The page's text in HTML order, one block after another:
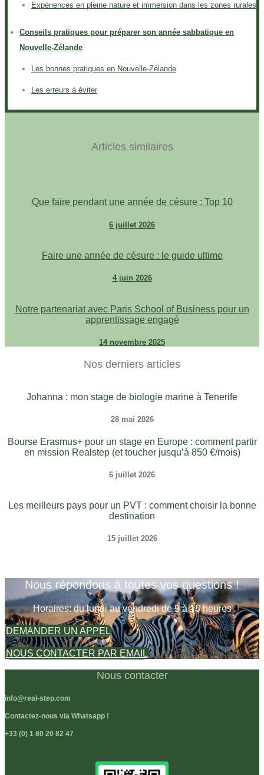
Expériences en pleine nature et immersion dans les zones rurales
Conseils pratiques pour préparer son année sabbatique en
Nouvelle-Zélande
Les bonnes pratiques en Nouvelle-Zélande
Les erreurs à éviter
Articles similaires
Que faire pendant une année de césure : Top 10
6 juillet 2026
Faire une année de césure : le guide ultime
4 juin 2026
Notre partenariat avec Paris School of Business pour un
apprentissage engagé
14 novembre 2025
Nos derniers articles
Johanna : mon stage de biologie marine à Tenerife
28 mai 2026
Bourse Erasmus+ pour un stage en Europe : comment partir
en mission Realstep (et toucher jusqu’à 850 €/mois)
6 juillet 2026
Les meilleurs pays pour un PVT : comment choisir la bonne
destination
15 juillet 2026
Nous répondons à toutes vos questions !
Horaires: du lundi au vendredi de 9 à 18 heures
DEMANDER UN APPEL
NOUS CONTACTER PAR EMAIL
Nous contacter
info@real-step.com
Contactez-nous via Whatsapp !
+33 (0) 1 80 20 82 47